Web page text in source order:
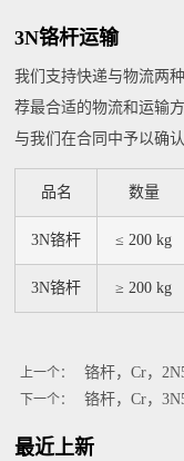
3N铬杆运输
我们支持快递与物流两
荐最合适的物流和运输
与我们在合同中予以确
品名 数量
3N铬杆 ≤ 200 kg
3N铬杆 ≥ 200 kg
上一个： 铬杆，Cr，
下一个： 铬杆，Cr，
最近上新